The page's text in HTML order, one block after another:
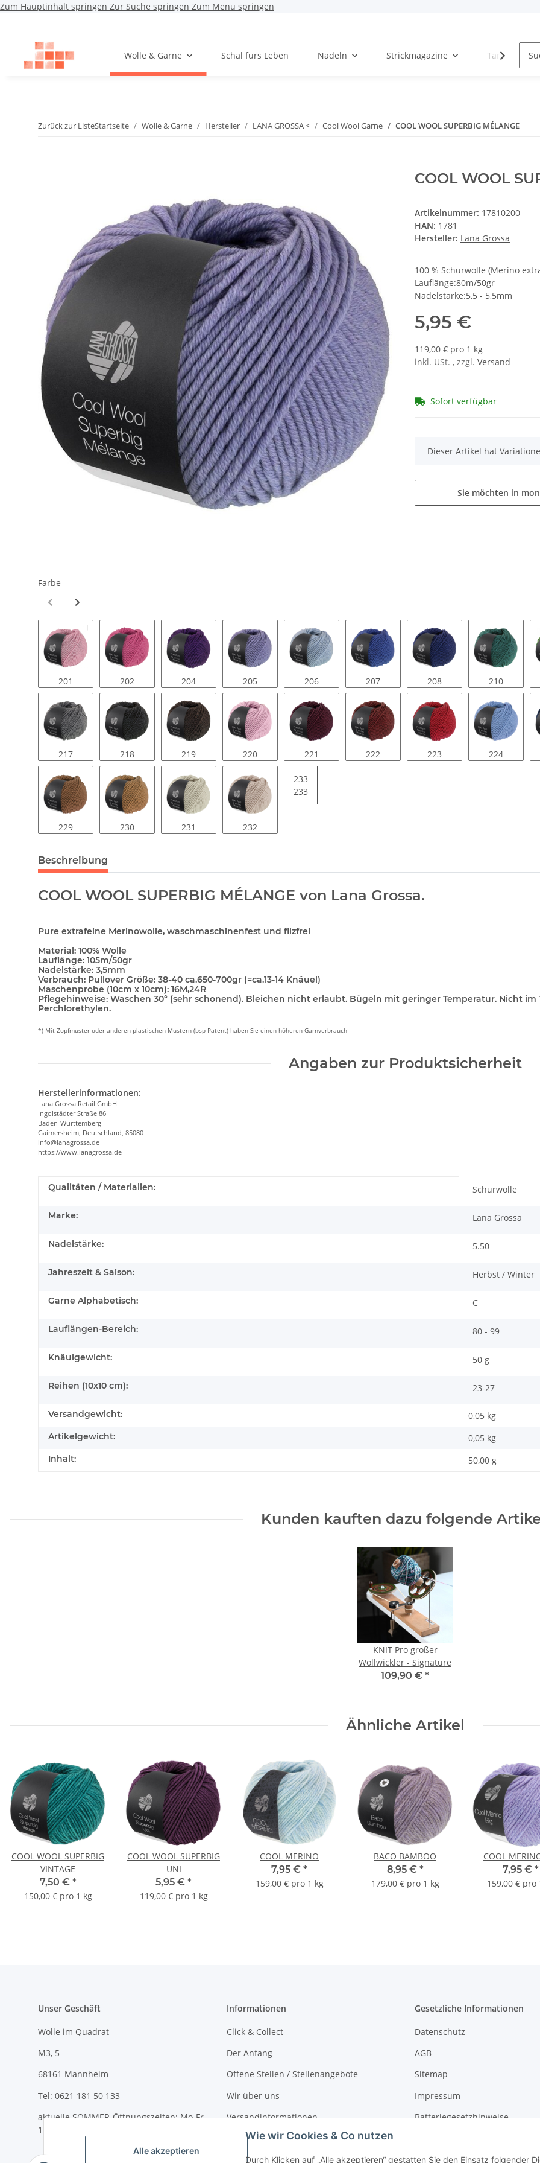
Zum Hauptinhalt springen Zur Suche springen Zum Menü springen
Alle akzeptieren
Wie wir Cookies & Co nutzen
Durch Klicken auf „Alle akzeptieren“ gestatten Sie den Einsatz folgender
Wolle & Garne Schal fürs Leben Nadeln Strickmagazine Tanja
Zurück zur ListeStartseite Wolle & Garne Hersteller LANA GROSSA < Cool Wool Garne COOL WOOL SUPERBIG MÉLANGE
COOL WOOL
Artikelnummer: 17810200
HAN: 1781
Hersteller: Lana Grossa
100 % Schurwolle (Merino
Lauflänge:80m/50gr
Nadelstärke:5,5 - 5,5mm
5,95 €
119,00 € pro 1 kg
inkl. USt. , zzgl. Versand
Sofort verfügbar
x
Dieser Artikel hat
Sie möchten in
Farbe
201 202 204 205 206 207 208 210
217 218 219 220 221 222 223 224
229 230 231 232
233
233
Beschreibung
COOL WOOL SUPERBIG MÉLANGE von Lana Grossa.
Pure extrafeine Merinowolle, waschmaschinenfest und filzfrei
Material: 100% Wolle
Lauflänge: 105m/50gr
Nadelstärke: 3,5mm
Verbrauch: Pullover Größe: 38-40 ca.650-700gr (=ca.13-14 Knäuel)
Maschenprobe (10cm x 10cm): 16M,24R
Pflegehinweise: Waschen 30° (sehr schonend). Bleichen nicht erlaubt. Bügeln mit geringer Temperatur. Nicht
Perchlorethylen.
*) Mit Zopfmuster oder anderen plastischen Mustern (bsp Patent) haben Sie einen höheren Garnverbrauch
Angaben zur Produktsicherheit
Herstellerinformationen:
Lana Grossa Retail GmbH
Ingolstädter Straße 86
Baden-Württemberg
Gaimersheim, Deutschland, 85080
info@lanagrossa.de
https://www.lanagrossa.de
Produkteigenschaft
Wert
Qualitäten / Materialien: Schurwolle
Marke: Lana Grossa
Nadelstärke: 5.50
Jahreszeit & Saison: Herbst / Winter
Garne Alphabetisch: C
Lauflängen-Bereich: 80 - 99
Knäulgewicht: 50 g
Reihen (10x10 cm): 23-27
Versandgewicht: 0,05 kg
Artikelgewicht: 0,05 kg
Inhalt: 50,00 g
Kunden kauften dazu folgende
KNIT Pro großer
Wollwickler - Signature
109,90 € *
Ähnliche Artikel
COOL WOOL SUPERBIG
VINTAGE
7,50 € *
150,00 € pro 1 kg
COOL WOOL SUPERBIG
UNI
5,95 € *
119,00 € pro 1 kg
COOL MERINO
7,95 € *
159,00 € pro 1 kg
BACO BAMBOO
8,95 € *
179,00 € pro 1 kg
COOL
7,95 € *
159,00 € pro
Unser Geschäft
Wolle im Quadrat
M3, 5
68161 Mannheim
Tel: 0621 181 50 133
aktuelle SOMMER-Öffnungszeiten: Mo-Fr
10-18 Uhr und Sa 10-14 Uhr
Informationen
Click & Collect
Der Anfang
Offene Stellen / Stellenangebote
Wir über uns
Versandinformationen
Newsletter
Gesetzliche Informationen
Datenschutz
AGB
Sitemap
Impressum
Batteriegesetzhinweise